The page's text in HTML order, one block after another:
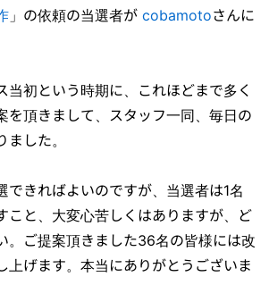
」の依頼の当選者がcobamotoさんに
当初という時期に、これほどまで多く
を頂きまして、スタッフ一同、毎日の
した。
できればよいのですが、当選者は1名
こと、大変心苦しくはありますが、ど
。ご提案頂きました36名の皆様には改
上げます。本当にありがとうございま